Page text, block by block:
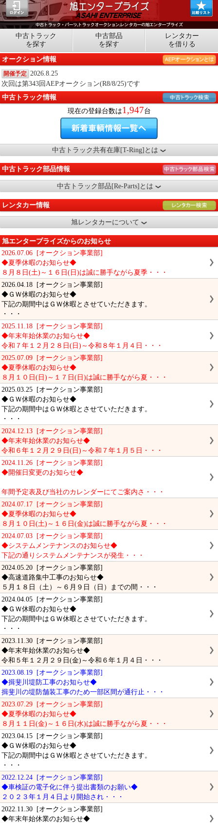
中古トラック
を探す
中古部品
を探す
レンタカー
を借りる
オークション情報
開催予定
2026.8.25
次回は第343回AEPオークション(R8/8/25)です
中古トラック情報
現在の登録台数は1,947台
中古トラック共有在庫[T-Ring]とは
中古トラック部品情報
中古トラック部品[Re-Parts]とは
レンタカー情報
旭レンタカーについて
旭エンタープライズからのお知らせ
2026.07.06 [オークション事業部]
◆夏季休暇のお知らせ◆
８月８日(土)～１６日(日)は誠に勝手ながら夏季・・・
2026.04.18 [オークション事業部]
◆ＧＷ休暇のお知らせ◆
下記の期間中はＧＷ休暇とさせていただきます。
・・・
2025.11.18 [オークション事業部]
◆年末年始休業のお知らせ◆
令和７年１２月２８日(日)～令和８年１月４日・・・
2025.07.09 [オークション事業部]
◆夏季休暇のお知らせ◆
８月１０日(日)～１７日(日)は誠に勝手ながら夏・・・
2025.03.25 [オークション事業部]
◆ＧＷ休暇のお知らせ◆
下記の期間中はＧＷ休暇とさせていただきます。
・・・
2024.12.13 [オークション事業部]
◆年末年始休業のお知らせ◆
令和６年１２月２９日(日)～令和７年１月５日・・・
2024.11.26 [オークション事業部]
◆開催日変更のお知らせ◆
年間予定表及び当社のカレンダーにてご案内さ・・・
2024.07.17 [オークション事業部]
◆夏季休暇のお知らせ◆
８月１０日(土)～１６日(金)は誠に勝手ながら夏・・・
2024.07.03 [オークション事業部]
◆システムメンテナンスのお知らせ◆
下記の通りシステムメンテナンスが発生・・・
2024.05.20 [オークション事業部]
◆高速道路集中工事のお知らせ◆
５月１８日（土）～６月９日（日）までの間・・・
2024.04.05 [オークション事業部]
◆ＧＷ休暇のお知らせ◆
下記の期間中はＧＷ休暇とさせていただきます。
・・・
2023.11.30 [オークション事業部]
◆年末年始休業のお知らせ◆
令和５年１２月２９日(金)～令和６年１月４日・・・
2023.08.19 [オークション事業部]
◆揖斐川堤防工事のお知らせ◆
揖斐川の堤防舗装工事のため一部区間が通行止・・・
2023.07.29 [オークション事業部]
◆夏季休暇のお知らせ◆
８月１１日(金)～１６日(水)は誠に勝手ながら夏・・・
2023.04.15 [オークション事業部]
◆ＧＷ休暇のお知らせ◆
下記の期間中はＧＷ休暇とさせていただきます。
・・・
2022.12.24 [オークション事業部]
◆車検証の電子化に伴う提出書類のお願い◆
２０２３年１月４日より開始され・・・
2022.11.30 [オークション事業部]
◆年末年始休業のお知らせ◆